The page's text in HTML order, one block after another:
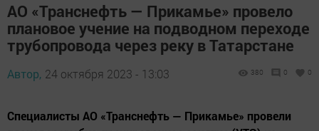
АО «Транснефть — Прикамье» провело
плановое учение на подводном переходе
трубопровода через реку в Татарстане
Автор, 24 октября 2023 - 13:03 380 0 0
Специалисты АО «Транснефть — Прикамье» провели